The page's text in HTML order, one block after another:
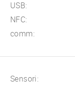
USB:
NFC:
comm:
Sensori: